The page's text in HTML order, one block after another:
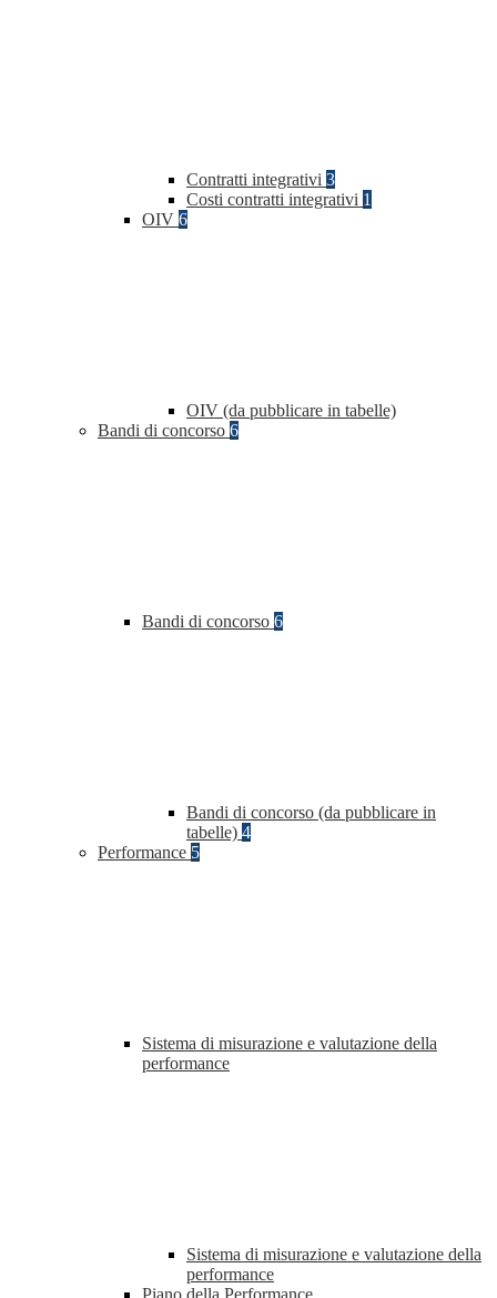
Contratti integrativi 3
Costi contratti integrativi 1
OIV 6
OIV (da pubblicare in tabelle)
Bandi di concorso 6
Bandi di concorso 6
Bandi di concorso (da pubblicare in
tabelle) 4
Performance 5
Sistema di misurazione e valutazione della
performance
Sistema di misurazione e valutazione della
performance